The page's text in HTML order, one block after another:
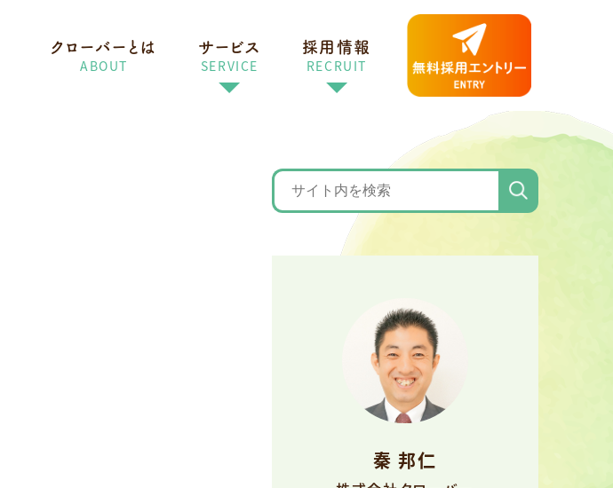
クローバーとは
ABOUT
サービス
SERVICE
採用情報
RECRUIT
秦 邦仁